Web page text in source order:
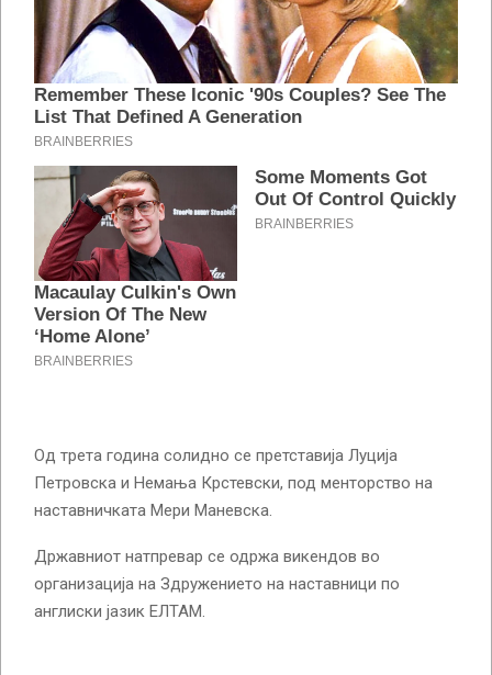
Од трета година солидно се претставија Луција
Петровска и Немања Крстевски, под менторство на
наставничката Мери Маневска.
Државниот натпревар се одржа викендов во
организација на Здружението на наставници по
англиски јазик ЕЛТАМ.